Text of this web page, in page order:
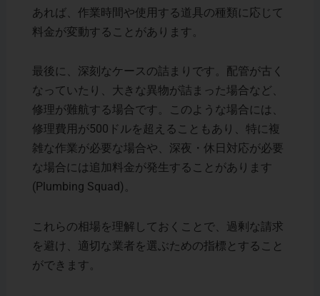
あれば、作業時間や使用する道具の種類に応じて
料金が変動することがあります。
最後に、深刻なケースの詰まりです。配管が古く
なっていたり、大きな異物が詰まった場合など、
修理が難航する場合です。このような場合には、
修理費用が500ドルを超えることもあり、特に複
雑な作業が必要な場合や、深夜・休日対応が必要
な場合には追加料金が発生することがあります​
(Plumbing Squad)。
これらの相場を理解しておくことで、過剰な請求
を避け、適切な業者を選ぶための指標とすること
ができます。